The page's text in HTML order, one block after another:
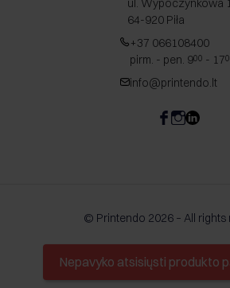
Nepavyko atsisiųsti produkto
ul. Wypoczynkowa
64-920 Piła
+37 066108400
pirm. - pen. 900 - 17
info@printendo.lt
© Printendo 2026 – All rights